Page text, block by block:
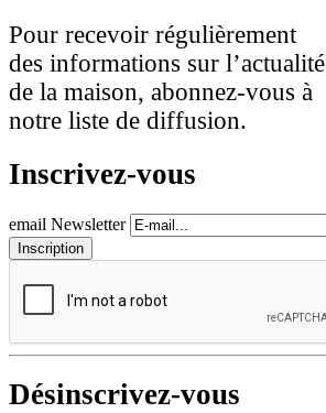
Pour recevoir régulièrement
des informations sur l’actualité
de la maison, abonnez-vous à
notre liste de diffusion.
Inscrivez-vous
email Newsletter
Désinscrivez-vous